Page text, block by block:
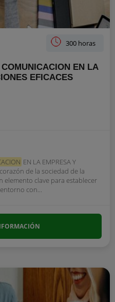
300 horas
EN LA
EFICACES
EN LA EMPRESA Y
corazón de la sociedad de la
elemento clave para establecer
con...